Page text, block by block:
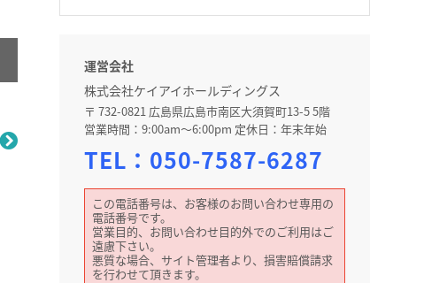
運営会社
株式会社ケイアイホールディングス
〒 732-0821 広島県広島市南区大須賀町13-5 5階
営業時間：9:00am～6:00pm 定休日：年末年始
TEL： 050-7587-6287
この電話番号は、お客様のお問い合わせ専用の
電話番号です。
営業目的、お問い合わせ目的外でのご利用はご
遠慮下さい。
悪質な場合、サイト管理者より、損害賠償請求
を行わせて頂きます。